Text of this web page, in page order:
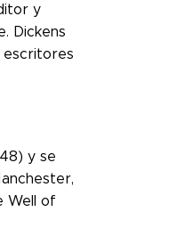
y
Dickens
escritores
y se
Well of